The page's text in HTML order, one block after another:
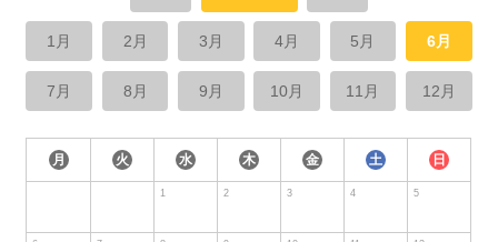
1月 2月 3月 4月 5月 6月
7月 8月 9月 10月 11月 12月
月 火 水 木 金 土 日
1 2 3 4 5